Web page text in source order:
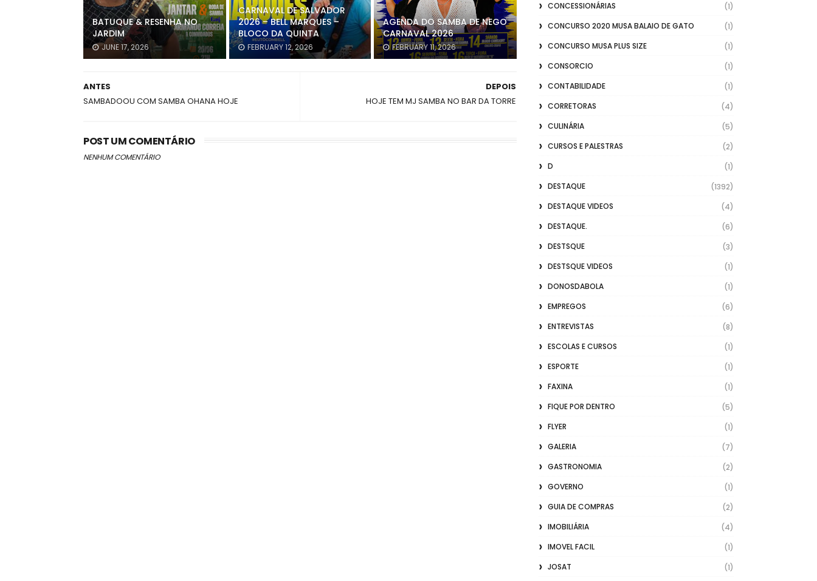
BATUQUE & RESENHA NO
JARDIM
JUNE 17, 2026
CARNAVAL DE SALVADOR
2026 – BELL MARQUES –
BLOCO DA QUINTA
FEBRUARY 12, 2026
AGENDA DO SAMBA DE NEGO
CARNAVAL 2026
FEBRUARY 11, 2026
DEPOIS
HOJE TEM MJ SAMBA NO BAR DA TORRE
ANTES
SAMBADOOU COM SAMBA OHANA HOJE
POST UM COMENTÁRIO
NENHUM COMENTÁRIO
CONCESSIONÁRIAS
(1)
CONCURSO 2020 MUSA BALAIO DE GATO
(1)
CONCURSO MUSA PLUS SIZE
(1)
CONSORCIO
(1)
CONTABILIDADE
(1)
CORRETORAS
(4)
CULINÁRIA
(5)
CURSOS E PALESTRAS
(2)
D
(1)
DESTAQUE
(1392)
DESTAQUE VIDEOS
(4)
DESTAQUE.
(6)
DESTSQUE
(3)
DESTSQUE VIDEOS
(1)
DONOSDABOLA
(1)
EMPREGOS
(6)
ENTREVISTAS
(8)
ESCOLAS E CURSOS
(1)
ESPORTE
(1)
FAXINA
(1)
FIQUE POR DENTRO
(5)
FLYER
(1)
GALERIA
(7)
GASTRONOMIA
(2)
GOVERNO
(1)
GUIA DE COMPRAS
(2)
IMOBILIÁRIA
(4)
IMOVEL FACIL
(1)
JOSAT
(1)